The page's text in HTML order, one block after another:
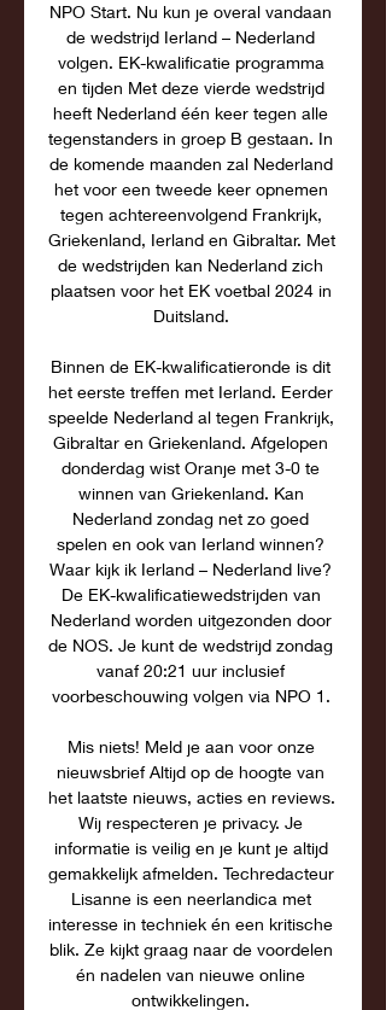
NPO Start. Nu kun je overal vandaan
de wedstrijd Ierland – Nederland
volgen. EK-kwalificatie programma
en tijden Met deze vierde wedstrijd
heeft Nederland één keer tegen alle
tegenstanders in groep B gestaan. In
de komende maanden zal Nederland
het voor een tweede keer opnemen
tegen achtereenvolgend Frankrijk,
Griekenland, Ierland en Gibraltar. Met
de wedstrijden kan Nederland zich
plaatsen voor het EK voetbal 2024 in
Duitsland.
Binnen de EK-kwalificatieronde is dit
het eerste treffen met Ierland. Eerder
speelde Nederland al tegen Frankrijk,
Gibraltar en Griekenland. Afgelopen
donderdag wist Oranje met 3-0 te
winnen van Griekenland. Kan
Nederland zondag net zo goed
spelen en ook van Ierland winnen?
Waar kijk ik Ierland – Nederland live?
De EK-kwalificatiewedstrijden van
Nederland worden uitgezonden door
de NOS. Je kunt de wedstrijd zondag
vanaf 20:21 uur inclusief
voorbeschouwing volgen via NPO 1.
Mis niets! Meld je aan voor onze
nieuwsbrief Altijd op de hoogte van
het laatste nieuws, acties en reviews.
Wij respecteren je privacy. Je
informatie is veilig en je kunt je altijd
gemakkelijk afmelden. Techredacteur
Lisanne is een neerlandica met
interesse in techniek én een kritische
blik. Ze kijkt graag naar de voordelen
én nadelen van nieuwe online
ontwikkelingen.